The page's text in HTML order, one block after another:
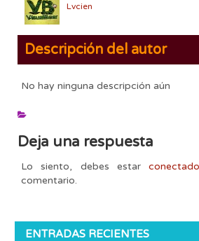
Lvcien
Descripción del autor
No hay ninguna descripción aún
Deja una respuesta
Lo siento, debes estarconectado
comentario.
ENTRADAS RECIENTES